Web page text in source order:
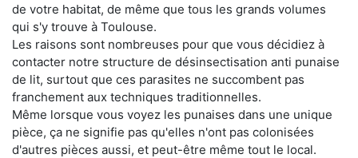
de votre habitat, de même que tous les grands volumes
qui s'y trouve à Toulouse.
Les raisons sont nombreuses pour que vous décidiez à
contacter notre structure de désinsectisation anti punaise
de lit, surtout que ces parasites ne succombent pas
franchement aux techniques traditionnelles.
Même lorsque vous voyez les punaises dans une unique
pièce, ça ne signifie pas qu'elles n'ont pas colonisées
d'autres pièces aussi, et peut-être même tout le local.